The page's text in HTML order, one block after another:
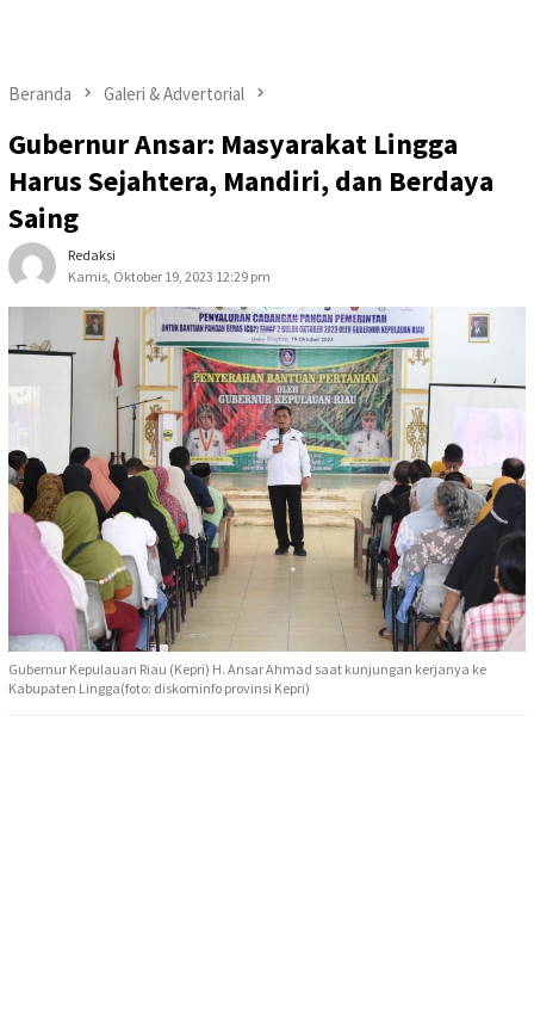
Beranda Galeri & Advertorial
Gubernur Ansar: Masyarakat Lingga
Harus Sejahtera, Mandiri, dan Berdaya
Saing
Redaksi
Kamis, Oktober 19, 2023 12:29 pm
Gubernur Kepulauan Riau (Kepri) H. Ansar Ahmad saat kunjungan kerjanya ke
Kabupaten Lingga(foto: diskominfo provinsi Kepri)